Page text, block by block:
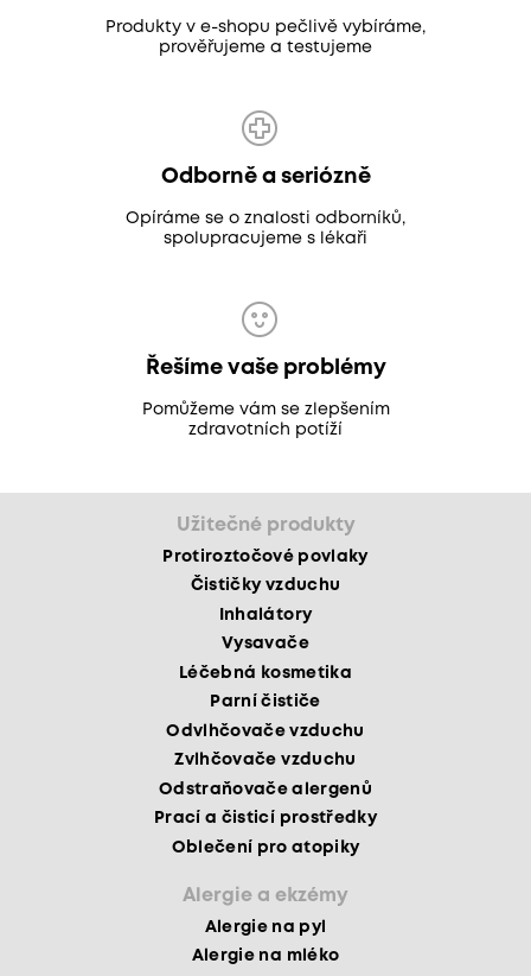
Produkty v e-shopu pečlivě vybíráme,
prověřujeme a testujeme
Odborně a seriózně
Opíráme se o znalosti odborníků,
spolupracujeme s lékaři
Řešíme vaše problémy
Pomůžeme vám se zlepšením
zdravotních potíží
Užitečné produkty
Protiroztočové povlaky
Čističky vzduchu
Inhalátory
Vysavače
Léčebná kosmetika
Parní čističe
Odvlhčovače vzduchu
Zvlhčovače vzduchu
Odstraňovače alergenů
Prací a čisticí prostředky
Oblečení pro atopiky
Alergie a ekzémy
Alergie na pyl
Alergie na mléko